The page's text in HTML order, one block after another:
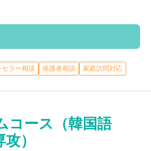
セラー相談 保護者相談 家庭訪問対応
コース（韓国語
）